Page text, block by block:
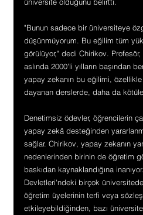
"Bunun sadece bir üniversiteye
düşünmüyorum. Bu eğilim tüm
görülüyor," dedi Chirikov.
aslında 2000'li yılların başından
yapay zekanın bu eğilimi,
dayanan derslerde, daha da
Denetimsiz ödevler, öğrencilerin
yapay zekâ desteğinden
sağlar. Chirikov, yapay zekanın
nedenlerinden birinin de öğretim
baskıdan kaynaklandığına
Devletleri'ndeki birçok
öğretim üyelerinin terfi veya
etkileyebildiğinden, bazı